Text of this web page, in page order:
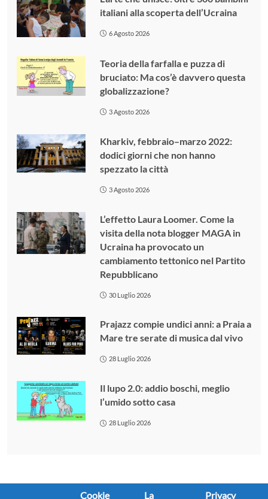
italiani alla scoperta dell’Ucraina
6 Agosto 2026
Teoria della farfalla e puzza di
bruciato: Ma cos’è davvero questa
globalizzazione?
3 Agosto 2026
Kharkiv, febbraio–marzo 2022:
dodici giorni che non hanno
spezzato la città
3 Agosto 2026
L’effetto Laura Loomer. Come la
visita della nota blogger MAGA in
Ucraina ha provocato un
cambiamento tettonico nel Partito
Repubblicano
30 Luglio 2026
Prajazz compie undici anni: a Praia a
Mare tre serate di musica dal vivo
28 Luglio 2026
Il lupo 2.0: addio boschi, meglio
l’umido sotto casa
28 Luglio 2026
Cookie La Privacy